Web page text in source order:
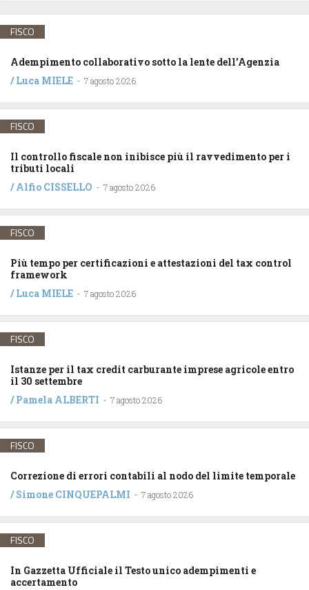
FISCO
Adempimento collaborativo sotto la lente dell’Agenzia
/Luca MIELE - 7 agosto 2026
FISCO
Il controllo fiscale non inibisce più il ravvedimento per i
tributi locali
/Alfio CISSELLO - 7 agosto 2026
FISCO
Più tempo per certificazioni e attestazioni del tax control
framework
/Luca MIELE - 7 agosto 2026
FISCO
Istanze per il tax credit carburante imprese agricole entro
il 30 settembre
/Pamela ALBERTI - 7 agosto 2026
FISCO
Correzione di errori contabili al nodo del limite temporale
/Simone CINQUEPALMI - 7 agosto 2026
FISCO
In Gazzetta Ufficiale il Testo unico adempimenti e
accertamento